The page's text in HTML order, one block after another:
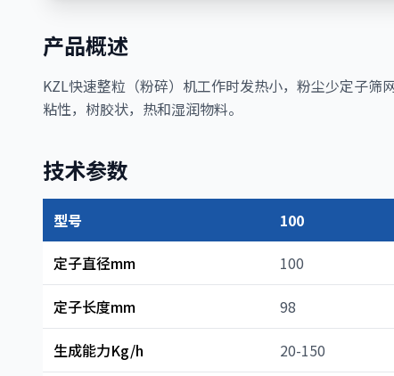
产品概述
KZL快速整粒（粉碎）机工作时发热小，粉尘少定子
粘性，树胶状，热和湿润物料。
技术参数
型号 100
定子直径mm
100
定子长度mm 98
生成能力Kg/h 20-150